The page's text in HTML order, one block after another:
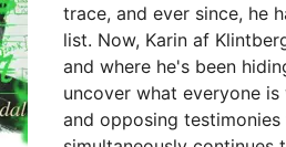
trace, and ever since, he
list. Now, Karin af
and where he's been
uncover what everyone
and opposing